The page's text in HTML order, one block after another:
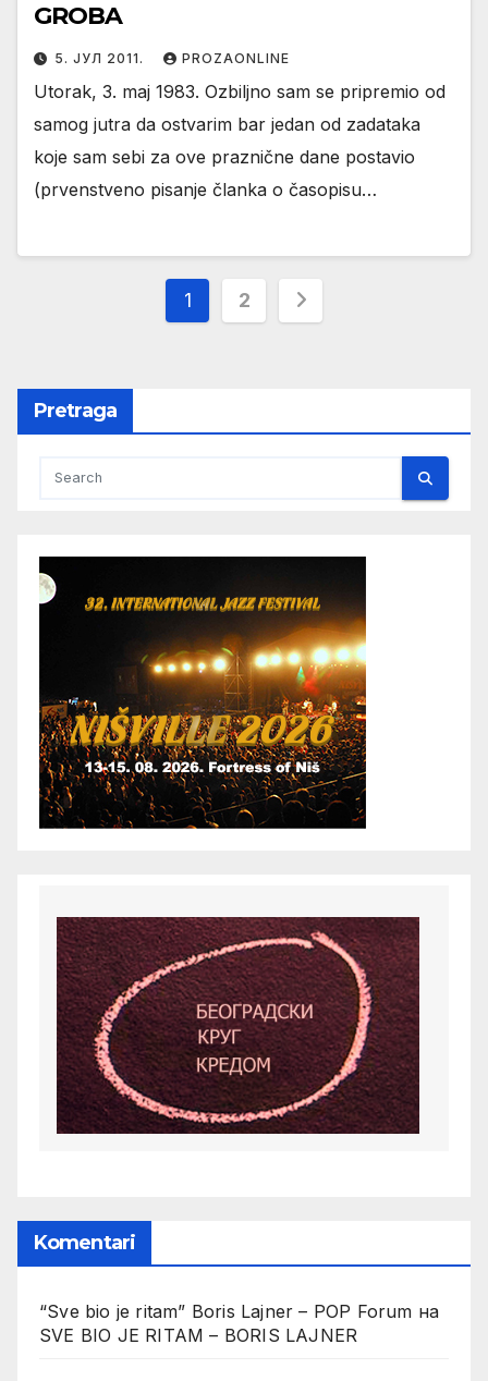
GROBA
5. ЈУЛ 2011. PROZAONLINE
Utorak, 3. maj 1983. Ozbiljno sam se pripremio od
samog jutra da ostvarim bar jedan od zadataka
koje sam sebi za ove praznične dane postavio
(prvenstveno pisanje članka o časopisu…
Пагинација
1 2
Pretraga
Komentari
“Sve bio je ritam” Boris Lajner – POP Forum на
SVE BIO JE RITAM – BORIS LAJNER